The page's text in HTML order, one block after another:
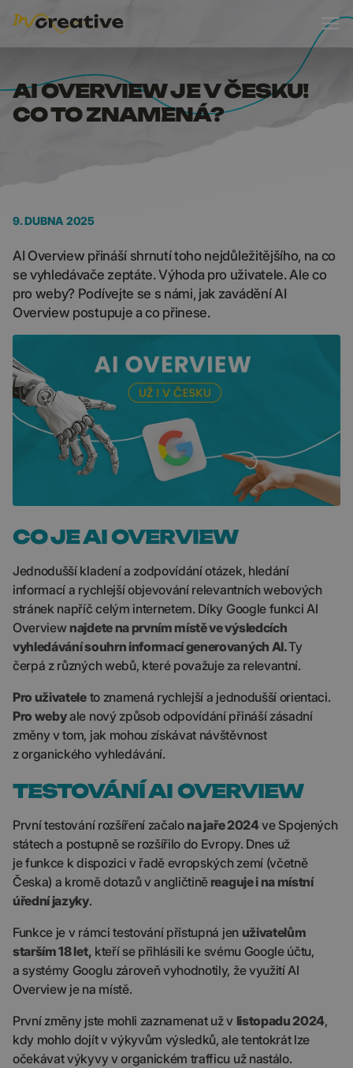
AI OVERVIEW JE V
AI OVERVIEW JE V ČESKU!
CO TO ZNAMENÁ?
9. DUBNA 2025
AI Overview přináší shrnutí toho nejdůležitějšího, na co
se vyhledávače zeptáte. Výhoda pro uživatele. Ale co
pro weby? Podívejte se s námi, jak zavádění AI
Overview postupuje a co přinese.
CO JE AI OVERVIEW
Jednodušší kladení a zodpovídání otázek, hledání
informací a rychlejší objevování relevantních webových
stránek napříč celým internetem. Díky Google funkci AI
Overview najdete na prvním místě ve výsledcích
vyhledávání souhrn informací generovaných AI.Ty
čerpá z různých webů, které považuje za relevantní.
Pro uživateleto znamená rychlejší a jednodušší orientaci.
Pro webyale nový způsob odpovídání přináší zásadní
změny v tom, jak mohou získávat návštěvnost
z organického vyhledávání.
TESTOVÁNÍ AI OVERVIEW
První testování rozšíření začalo na jaře 2024ve Spojených
státech a postupně se rozšířilo do Evropy. Dnes už
je funkce k dispozici v řadě evropských zemí (včetně
Česka) a kromě dotazů v angličtině reaguje i na místní
úřední jazyky.
Funkce je v rámci testování přístupná jen uživatelům
starším 18 let, kteří se přihlásili ke svému Google účtu,
a systémy Googlu zároveň vyhodnotily, že využití AI
Overview je na místě.
První změny jste mohli zaznamenat už v listopadu 2024,
kdy mohlo dojít v výkyvům výsledků, ale tentokrát lze
očekávat výkyvy v organickém trafficu už nastálo.